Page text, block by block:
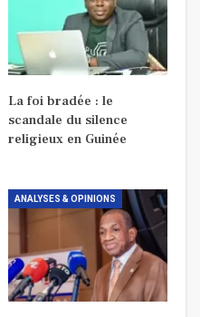
La foi bradée : le
scandale du silence
religieux en Guinée
ANALYSES & OPINIONS